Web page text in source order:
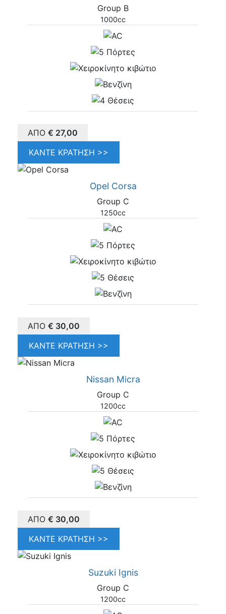
Group B
1000cc
ΑΠΌ € 27,00
ΚΆΝΤΕ ΚΡΆΤΗΣΗ >>
Opel Corsa
Group C
1250cc
ΑΠΌ € 30,00
ΚΆΝΤΕ ΚΡΆΤΗΣΗ >>
Nissan Micra
Group C
1200cc
ΑΠΌ € 30,00
ΚΆΝΤΕ ΚΡΆΤΗΣΗ >>
Suzuki Ignis
Group C
1200cc